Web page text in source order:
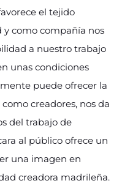
el tejido
como compañía nos
a nuestro trabajo
unas condiciones
puede ofrecer la
creadores, nos da
del trabajo de
al público ofrece un
una imagen en
creadora madrileña.